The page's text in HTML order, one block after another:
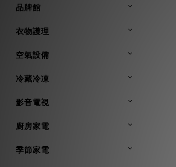
品牌館
衣物護理
空氣設備
冷藏冷凍
影音電視
廚房家電
季節家電